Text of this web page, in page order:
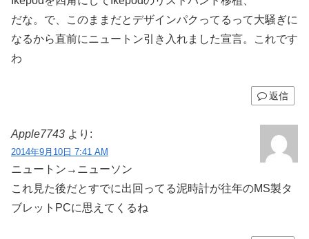
だな。で、このままだとデザインパクってるって大騒ぎに
なるから直前にニュートン引き入れました宣言。これです
わ
返信
Apple7743 より:
2014年9月10日 7:41 AM
ニュートン→ニューソン
これ見た後だとすでに出回ってる泥時計が往年のMS製タ
ブレットPCに思えてくるね